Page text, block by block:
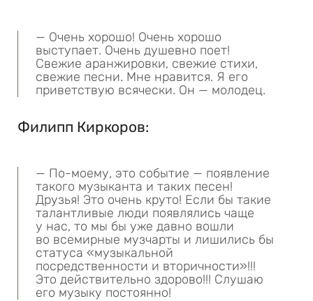
— Очень хорошо! Очень хорошо
выступает. Очень душевно поет!
Свежие аранжировки, свежие стихи,
свежие песни. Мне нравится. Я его
приветствую всячески. Он — молодец.
Филипп Киркоров:
— По-моему, это событие — появление
такого музыканта и таких песен!
Друзья! Это очень круто! Если бы такие
талантливые люди появлялись чаще
у нас, то мы бы уже давно вошли
во всемирные музчарты и лишились бы
статуса «музыкальной
посредственности и вторичности»!!!
Это действительно здорово!!! Слушаю
его музыку постоянно!